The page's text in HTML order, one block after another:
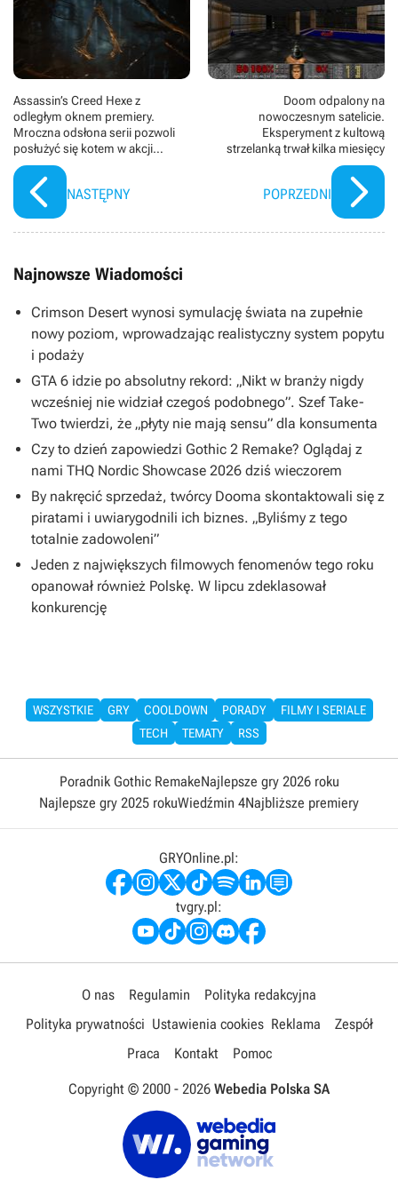
Assassin’s Creed Hexe z
odległym oknem premiery.
Mroczna odsłona serii pozwoli
posłużyć się kotem w akcji
dywersyjnej (plotka)
NASTĘPNY
Doom odpalony na
nowoczesnym satelicie.
Eksperyment z kultową
strzelanką trwał kilka miesięcy
POPRZEDNI
Najnowsze Wiadomości
Crimson Desert wynosi symulację świata na zupełnie
nowy poziom, wprowadzając realistyczny system popytu
i podaży
GTA 6 idzie po absolutny rekord: „Nikt w branży nigdy
wcześniej nie widział czegoś podobnego”. Szef Take-
Two twierdzi, że „płyty nie mają sensu” dla konsumenta
Czy to dzień zapowiedzi Gothic 2 Remake? Oglądaj z
nami THQ Nordic Showcase 2026 dziś wieczorem
By nakręcić sprzedaż, twórcy Dooma skontaktowali się z
piratami i uwiarygodnili ich biznes. „Byliśmy z tego
totalnie zadowoleni”
Jeden z największych filmowych fenomenów tego roku
opanował również Polskę. W lipcu zdeklasował
konkurencję
WSZYSTKIE GRY COOLDOWN PORADY
FILMY I SERIALE
TECH
TEMATY RSS
Poradnik Gothic RemakeNajlepsze gry 2026 roku
Najlepsze gry 2025 rokuWiedźmin 4Najbliższe premiery
GRYOnline.pl:
tvgry.pl:
O nas Regulamin
Polityka redakcyjna
Polityka prywatności Ustawienia cookies Reklama
Zespół
Praca
Kontakt Pomoc
Copyright © 2000 - 2026 Webedia Polska SA